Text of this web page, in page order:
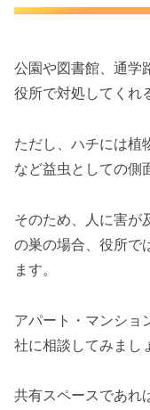
公園や図書館、通学
役所で対処してくれ
ただし、ハチには植
など益虫としての側
そのため、人に害が
の巣の場合、役所で
ます。
アパート・マンショ
社に相談してみまし
共有スペースであれ